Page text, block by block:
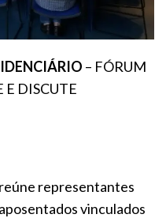
– FÓRUM
E DISCUTE
representantes
vinculados